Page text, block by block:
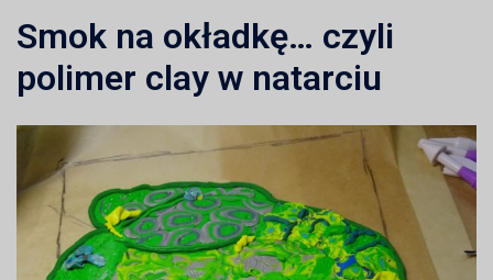
Smok na okładkę… czyli
polimer clay w natarciu